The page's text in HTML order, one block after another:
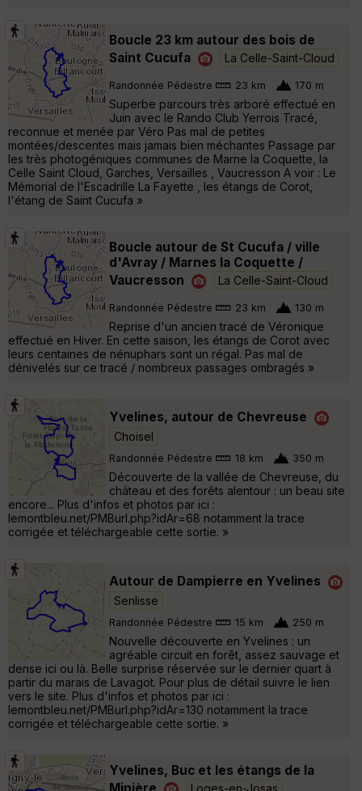
Boucle 23 km autour des bois de
Saint Cucufa
La Celle-Saint-Cloud
Randonnée Pédestre 23 km 170 m
Superbe parcours très arboré effectué en
Juin avec le Rando Club Yerrois Tracé,
reconnue et menée par Véro Pas mal de petites
montées/descentes mais jamais bien méchantes Passage par
les très photogéniques communes de Marne la Coquette, la
Celle Saint Cloud, Garches, Versailles , Vaucresson A voir : Le
Mémorial de l'Escadrille La Fayette , les étangs de Corot,
l'étang de Saint Cucufa »
Boucle autour de St Cucufa / ville
d'Avray / Marnes la Coquette /
Vaucresson
La Celle-Saint-Cloud
Randonnée Pédestre 23 km 130 m
Reprise d'un ancien tracé de Véronique
effectué en Hiver. En cette saison, les étangs de Corot avec
leurs centaines de nénuphars sont un régal. Pas mal de
dénivelés sur ce tracé / nombreux passages ombragés »
Yvelines, autour de Chevreuse
Choisel
Randonnée Pédestre 18 km 350 m
Découverte de la vallée de Chevreuse, du
château et des forêts alentour : un beau site
encore... Plus d'infos et photos par ici :
lemontbleu.net/PMBurl.php?idAr=68 notamment la trace
corrigée et téléchargeable cette sortie. »
Autour de Dampierre en Yvelines
Senlisse
Randonnée Pédestre 15 km 250 m
Nouvelle découverte en Yvelines : un
agréable circuit en forêt, assez sauvage et
dense ici ou là. Belle surprise réservée sur le dernier quart à
partir du marais de Lavagot. Pour plus de détail suivre le lien
vers le site. Plus d'infos et photos par ici :
lemontbleu.net/PMBurl.php?idAr=130 notamment la trace
corrigée et téléchargeable cette sortie. »
Yvelines, Buc et les étangs de la
Loges-en-Josas